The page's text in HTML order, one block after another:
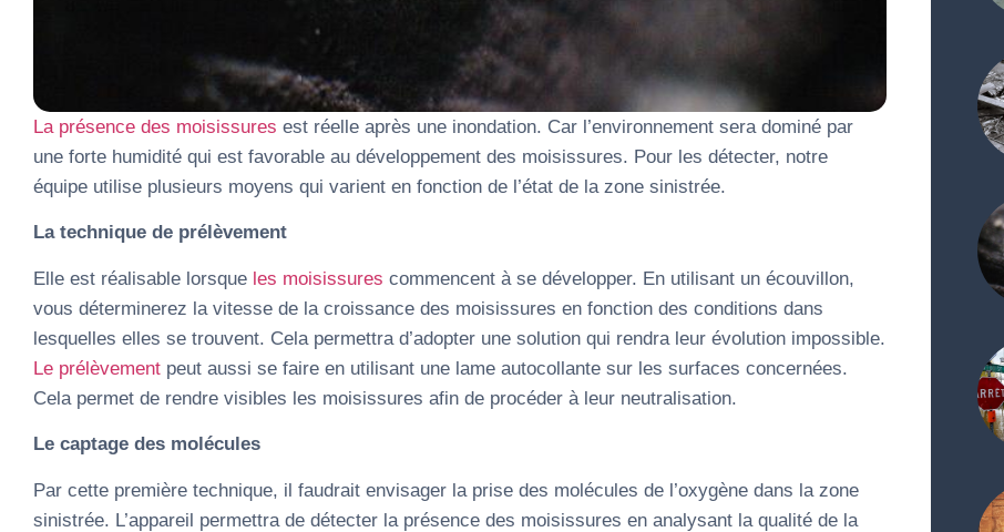
La présence des moisissures est réelle après une inondation. Car l’environnement sera dominé par
une forte humidité qui est favorable au développement des moisissures. Pour les détecter, notre
équipe utilise plusieurs moyens qui varient en fonction de l’état de la zone sinistrée.
La technique de prélèvement
Elle est réalisable lorsque les moisissures commencent à se développer. En utilisant un écouvillon,
vous déterminerez la vitesse de la croissance des moisissures en fonction des conditions dans
lesquelles elles se trouvent. Cela permettra d’adopter une solution qui rendra leur évolution impossible.
Le prélèvement peut aussi se faire en utilisant une lame autocollante sur les surfaces concernées.
Cela permet de rendre visibles les moisissures afin de procéder à leur neutralisation.
Le captage des molécules
Par cette première technique, il faudrait envisager la prise des molécules de l’oxygène dans la zone
sinistrée. L’appareil permettra de détecter la présence des moisissures en analysant la qualité de la